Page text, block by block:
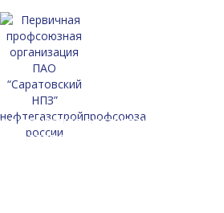
организация
НПЗ”